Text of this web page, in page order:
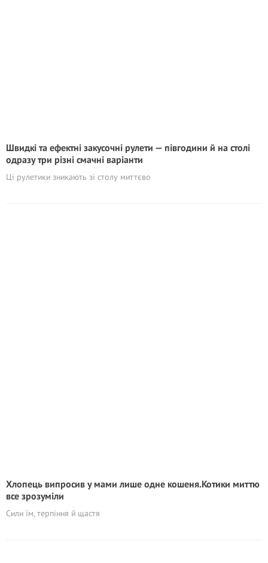
Швидкі та ефектні закусочні рулети — півгодини й на столі
одразу три різні смачні варіанти
Ці рулетики зникають зі столу миттєво
Хлопець випросив у мами лише одне кошеня.Котики миттю
все зрозуміли
Сили їм, терпіння й щастя